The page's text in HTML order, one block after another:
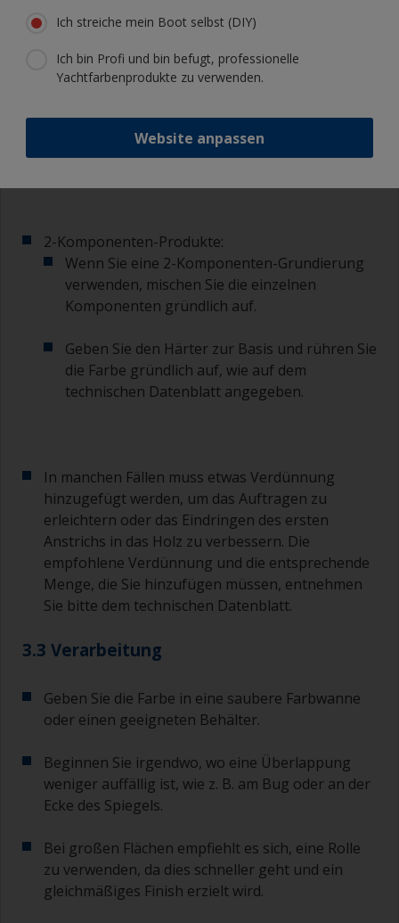
3.2 Mischen
1-Komponenten-Produkte:
Bei 1-Komponenten-Grundierung mischen Sie
die Farbe gründlich mit einem Rührstab auf;
achten Sie darauf, dass eventuelle
Ablagerungen gut aufgerührt werden.
2-Komponenten-Produkte:
Wenn Sie eine 2-Komponenten-Grundierung
verwenden, mischen Sie die einzelnen
Komponenten gründlich auf.
Geben Sie den Härter zur Basis und rühren Sie
die Farbe gründlich auf, wie auf dem
technischen Datenblatt angegeben.
In manchen Fällen muss etwas Verdünnung
hinzugefügt werden, um das Auftragen zu
erleichtern oder das Eindringen des ersten
Anstrichs in das Holz zu verbessern. Die
empfohlene Verdünnung und die entsprechende
Menge, die Sie hinzufügen müssen, entnehmen
Sie bitte dem technischen Datenblatt.
3.3 Verarbeitung
Geben Sie die Farbe in eine saubere Farbwanne
oder einen geeigneten Behälter.
Beginnen Sie irgendwo, wo eine Überlappung
weniger auffällig ist, wie z. B. am Bug oder an der
Ecke des Spiegels.
Bei großen Flächen empfiehlt es sich, eine Rolle
zu verwenden, da dies schneller geht und ein
gleichmäßiges Finish erzielt wird.
Ich streiche mein Boot selbst (DIY)
Ich bin Profi und bin befugt, professionelle
Yachtfarbenprodukte zu verwenden.
Website anpassen